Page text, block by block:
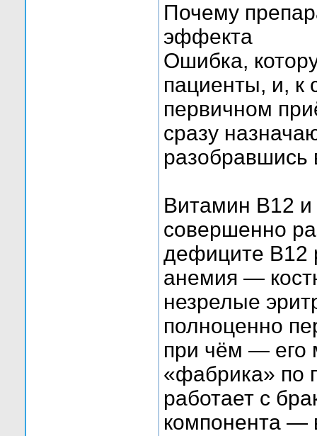
Почему
эффекта
Ошибка,
пациенты, и, к
первичном
сразу
разобравшись
Витамин В12 и
совершенно
дефиците В12
анемия —
незрелые
полноценно
при чём — его
«фабрика» по
работает с
компонента —